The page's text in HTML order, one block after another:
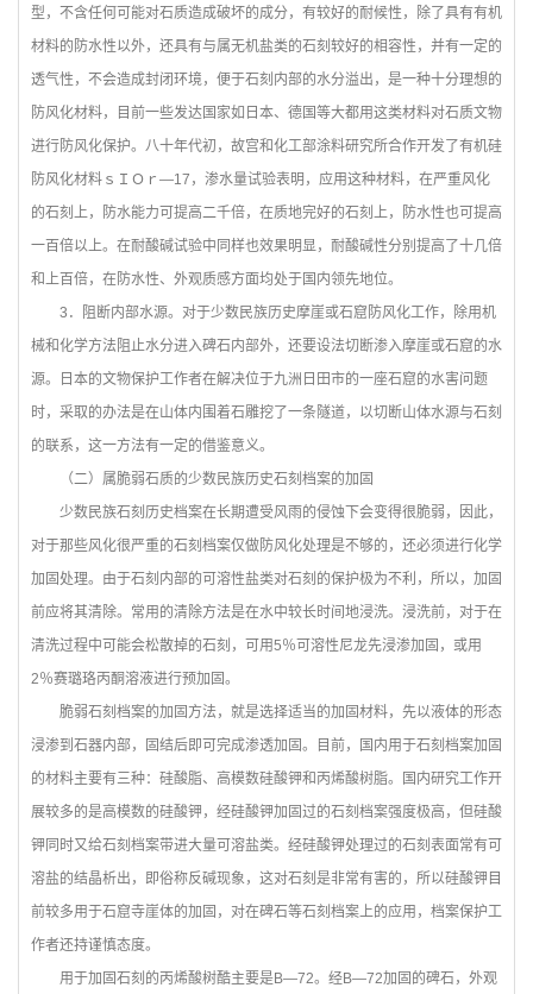
型，不含任何可能对石质造成破坏的成分，有较好的耐候性，除了具有有机
材料的防水性以外，还具有与属无机盐类的石刻较好的相容性，并有一定的
透气性，不会造成封闭环境，便于石刻内部的水分溢出，是一种十分理想的
防风化材料，目前一些发达国家如日本、德国等大都用这类材料对石质文物
进行防风化保护。八十年代初，故宫和化工部涂料研究所合作开发了有机硅
防风化材料ｓＩＯｒ—17，渗水量试验表明，应用这种材料，在严重风化
的石刻上，防水能力可提高二千倍，在质地完好的石刻上，防水性也可提高
一百倍以上。在耐酸碱试验中同样也效果明显，耐酸碱性分别提高了十几倍
和上百倍，在防水性、外观质感方面均处于国内领先地位。
3 ．阻断内部水源。对于少数民族历史摩崖或石窟防风化工作，除用机
械和化学方法阻止水分进入碑石内部外，还要设法切断渗入摩崖或石窟的水
源。日本的文物保护工作者在解决位于九洲日田市的一座石窟的水害问题
时，采取的办法是在山体内围着石雕挖了一条隧道，以切断山体水源与石刻
的联系，这一方法有一定的借鉴意义。
（二）属脆弱石质的少数民族历史石刻档案的加固
少数民族石刻历史档案在长期遭受风雨的侵蚀下会变得很脆弱，因此，
对于那些风化很严重的石刻档案仅做防风化处理是不够的，还必须进行化学
加固处理。由于石刻内部的可溶性盐类对石刻的保护极为不利，所以，加固
前应将其清除。常用的清除方法是在水中较长时间地浸洗。浸洗前，对于在
清洗过程中可能会松散掉的石刻，可用5％可溶性尼龙先浸渗加固，或用
2％赛璐珞丙酮溶液进行预加固。
脆弱石刻档案的加固方法，就是选择适当的加固材料，先以液体的形态
浸渗到石器内部，固结后即可完成渗透加固。目前，国内用于石刻档案加固
的材料主要有三种：硅酸脂、高模数硅酸钾和丙烯酸树脂。国内研究工作开
展较多的是高模数的硅酸钾，经硅酸钾加固过的石刻档案强度极高，但硅酸
钾同时又给石刻档案带进大量可溶盐类。经硅酸钾处理过的石刻表面常有可
溶盐的结晶析出，即俗称反碱现象，这对石刻是非常有害的，所以硅酸钾目
前较多用于石窟寺崖体的加固，对在碑石等石刻档案上的应用，档案保护工
作者还持谨慎态度。
用于加固石刻的丙烯酸树酷主要是B—72。经B—72加固的碑石，外观